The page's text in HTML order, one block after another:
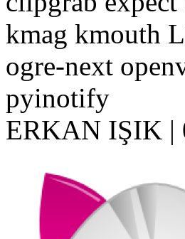
kmag kmouth
ogre-next
pyinotify
ERKAN IŞIK |